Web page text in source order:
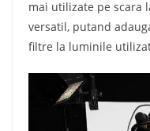
mai utilizate pe scara
versatil, putand
filtre la luminile